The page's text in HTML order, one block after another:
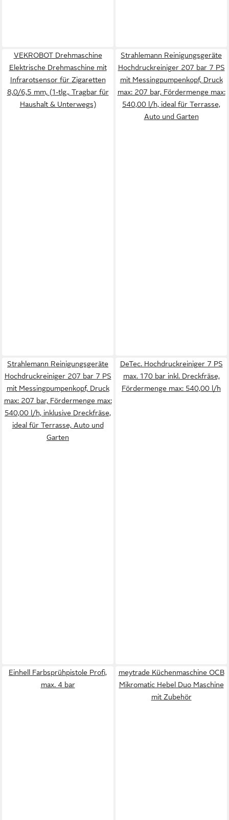
VEKROBOT Drehmaschine
Elektrische Drehmaschine mit
Infrarotsensor für Zigaretten
8,0/6,5 mm, (1-tlg., Tragbar für
Haushalt & Unterwegs)
Strahlemann Reinigungsgeräte
Hochdruckreiniger 207 bar 7 PS
mit Messingpumpenkopf, Druck
max: 207 bar, Fördermenge max:
540,00 l/h, ideal für Terrasse,
Auto und Garten
Strahlemann Reinigungsgeräte
Hochdruckreiniger 207 bar 7 PS
mit Messingpumpenkopf, Druck
max: 207 bar, Fördermenge max:
540,00 l/h, inklusive Dreckfräse,
ideal für Terrasse, Auto und
Garten
DeTec. Hochdruckreiniger 7 PS
max. 170 bar inkl. Dreckfräse,
Fördermenge max: 540,00 l/h
Einhell Farbsprühpistole Profi,
max. 4 bar
meytrade Küchenmaschine OCB
Mikromatic Hebel Duo Maschine
mit Zubehör